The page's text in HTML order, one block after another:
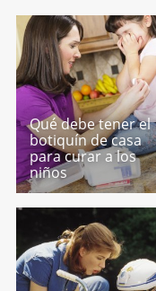
Qué debe tener el
botiquín de casa
para curar a los
niños